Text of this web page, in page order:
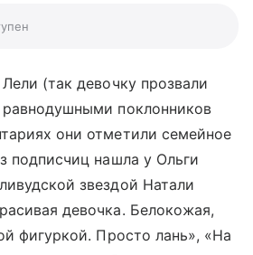
(так девочку прозвали
поклонников
они отметили семейное
подписчиц нашла у Ольги
звездой Натали
девочка. Белокожая,
фигуркой. Просто лань», «На